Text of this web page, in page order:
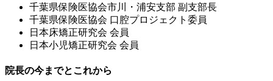
千葉県保険医協会市川・浦安⽀部 副⽀部⻑
千葉県保険医協会 ⼝腔プロジェクト委員
⽇本床矯正研究会 会員
⽇本⼩児矯正研究会 会員
院長の今までとこれから